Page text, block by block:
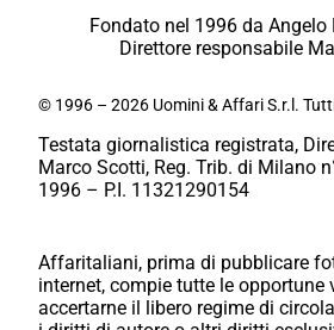
Fondato nel 1996 da Angelo
Direttore responsabile
© 1996 – 2026 Uomini & Affari S.r.l.
Testata giornalistica registrata,
Marco Scotti, Reg. Trib. di Milano
1996 – P.I. 11321290154
Affaritaliani, prima di pubblicare
internet, compie tutte le opportune
accertarne il libero regime di